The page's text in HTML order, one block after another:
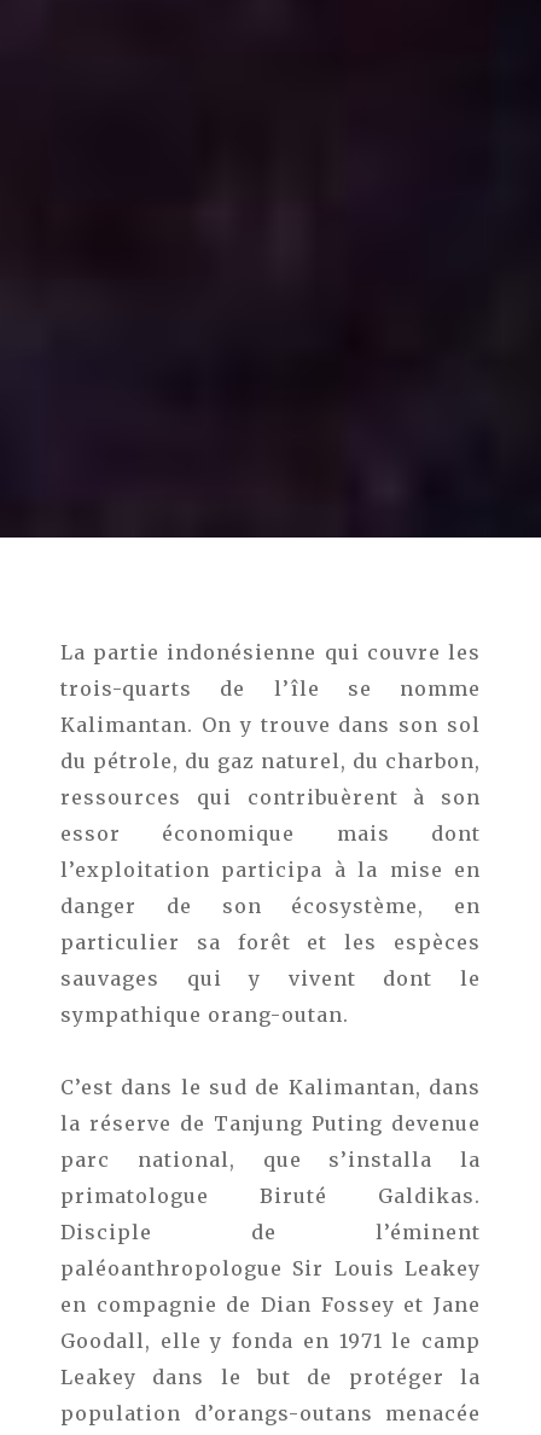
La partie indonésienne qui couvre les
trois-quarts de l’île se nomme
Kalimantan. On y trouve dans son sol
du pétrole, du gaz naturel, du charbon,
ressources qui contribuèrent à son
essor économique mais dont
l’exploitation participa à la mise en
danger de son écosystème, en
particulier sa forêt et les espèces
sauvages qui y vivent dont le
sympathique orang-outan.
C’est dans le sud de Kalimantan, dans
la réserve de Tanjung Puting devenue
parc national, que s’installa la
primatologue Biruté Galdikas.
Disciple de l’éminent
paléoanthropologue Sir Louis Leakey
en compagnie de Dian Fossey et Jane
Goodall, elle y fonda en 1971 le camp
Leakey dans le but de protéger la
population d’orangs-outans menacée